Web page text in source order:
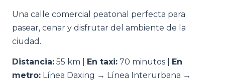
Una calle comercial peatonal perfecta para
pasear, cenar y disfrutar del ambiente de la
ciudad.
Distancia: 55 km | En taxi: 70 minutos | En
metro: Línea Daxing → Línea Interurbana →